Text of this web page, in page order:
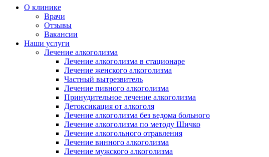
О клинике
Врачи
Отзывы
Вакансии
Наши услуги
Лечение алкоголизма
Лечение алкоголизма в стационаре
Лечение женского алкоголизма
Частный вытрезвитель
Лечение пивного алкоголизма
Принудительное лечение алкоголизма
Детоксикация от алкоголя
Лечение алкоголизма без ведома больного
Лечение алкоголизма по методу Шичко
Лечение алкогольного отравления
Лечение винного алкоголизма
Лечение мужского алкоголизма